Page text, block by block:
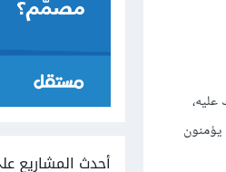
أحدث المشاريع